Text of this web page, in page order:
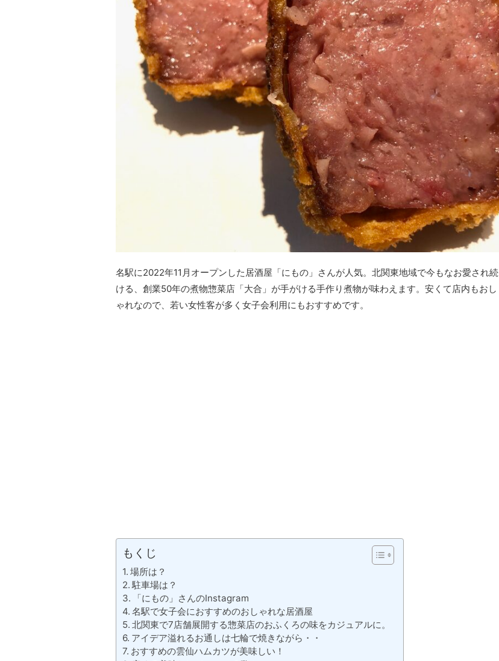
名駅に2022年11月オープンした居酒屋「にもの」さんが人気。北関東地域で今もなお愛され続
ける、創業50年の煮物惣菜店「大合」が手がける手作り煮物が味わえます。安くて店内もおし
ゃれなので、若い女性客が多く女子会利用にもおすすめです。
もくじ
場所は？
駐車場は？
「にもの」さんのInstagram
名駅で女子会におすすめのおしゃれな居酒屋
北関東で7店舗展開する惣菜店のおふくろの味をカジュアルに。
アイデア溢れるお通しは七輪で焼きながら・・
おすすめの雲仙ハムカツが美味しい！